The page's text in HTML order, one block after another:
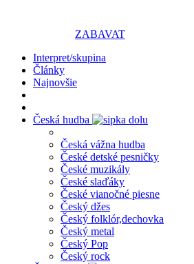
ZABAVAT
Interpret/skupina
Články
Najnovšie
Česká hudba
Česká vážna hudba
České detské pesničky
České muzikály
České slaďáky
České vianočné piesne
Český džes
Český folklór,dechovka
Český metal
Český Pop
Český rock